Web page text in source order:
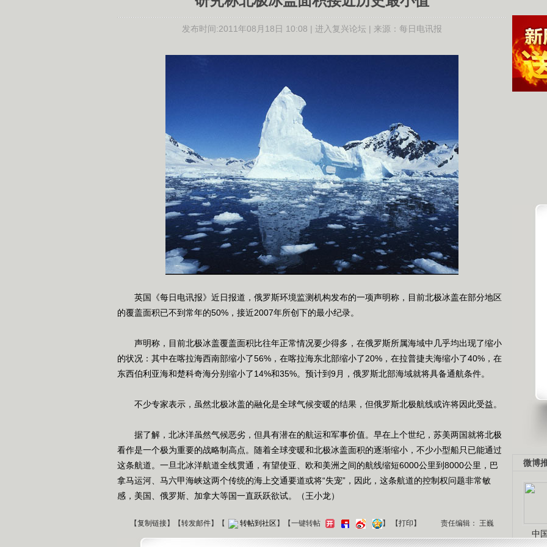
微博
中
发布时间:2011年08月18日 10:08 | 进入复兴论坛| 来源： 每日电讯报
英国《每日电讯报》近日报道，俄罗斯环境监测机构发布的一项声明称，目前北极冰盖在部分地区
的覆盖面积已不到常年的50%，接近2007年所创下的最小纪录。
声明称，目前北极冰盖覆盖面积比往年正常情况要少得多，在俄罗斯所属海域中几乎均出现了缩小
的状况：其中在喀拉海西南部缩小了56%，在喀拉海东北部缩小了20%，在拉普捷夫海缩小了40%，在
东西伯利亚海和楚科奇海分别缩小了14%和35%。预计到9月，俄罗斯北部海域就将具备通航条件。
不少专家表示，虽然北极冰盖的融化是全球气候变暖的结果，但俄罗斯北极航线或许将因此受益。
据了解，北冰洋虽然气候恶劣，但具有潜在的航运和军事价值。早在上个世纪，苏美两国就将北极
看作是一个极为重要的战略制高点。随着全球变暖和北极冰盖面积的逐渐缩小，不少小型船只已能通过
这条航道。一旦北冰洋航道全线贯通，有望使亚、欧和美洲之间的航线缩短6000公里到8000公里，巴
拿马运河、马六甲海峡这两个传统的海上交通要道或将“失宠”，因此，这条航道的控制权问题非常敏
感，美国、俄罗斯、加拿大等国一直跃跃欲试。（王小龙）
【复制链接】【转发邮件】 【 转帖到社区】【一键转帖 】 【打印】 责任编辑： 王巍